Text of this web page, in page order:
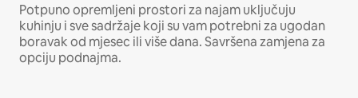
Potpuno opremljeni prostori za najam uključuju
kuhinju i sve sadržaje koji su vam potrebni za ugodan
boravak od mjesec ili više dana. Savršena zamjena za
opciju podnajma.